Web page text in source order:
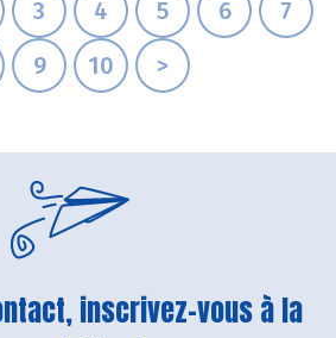
3 4 5 6
7
9 10 >
inscrivez-vous à la